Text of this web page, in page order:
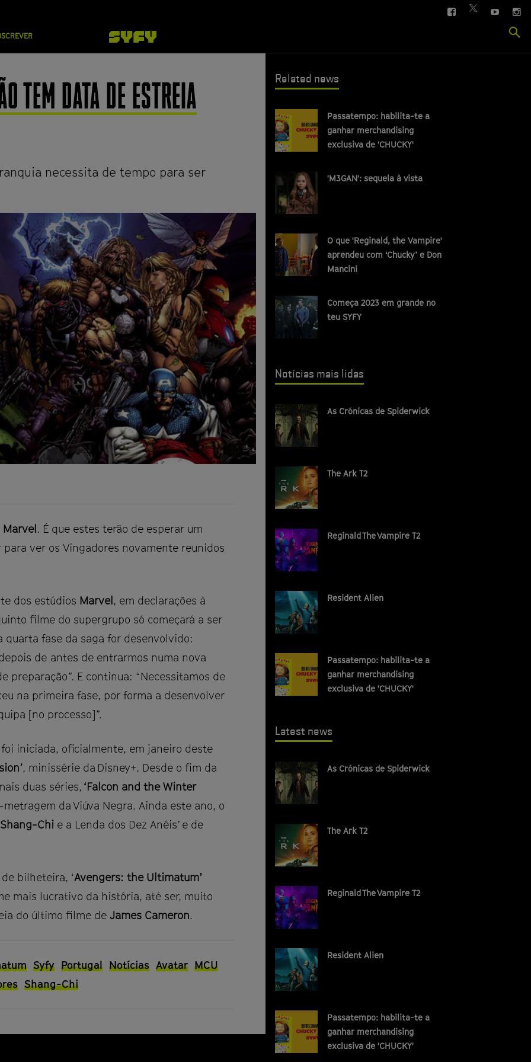
FACEBOOK
TWITTER
YOUTUBE
TEM DATA DE ESTREIA
necessita de tempo para ser
Marvel. É que estes terão de esperar um
ver os Vingadores novamente reunidos
dos estúdios Marvel , em declarações à
filme do supergrupo só começará a ser
fase da saga for desenvolvido:
de antes de entrarmos numa nova
preparação”. E continua: “Necessitamos de
na primeira fase, por forma a desenvolver
[no processo]”.
foi iniciada, oficialmente, em janeiro deste
, minissérie da Disney+. Desde o fim da
duas séries, ‘Falcon and the Winter
da Viúva Negra. Ainda este ano, o
Chi e a Lenda dos Dez Anéis’ e de
bilheteira, ‘Avengers: the Ultimatum’
mais lucrativo da história, até ser, muito
do último filme de James Cameron.
Syfy Portugal Notícias Avatar MCU
Shang-Chi
Related news
Passatempo: habilita-te a
ganhar merchandising
exclusiva de 'CHUCKY'
'M3GAN': sequela à vista
O que 'Reginald, the Vampire'
aprendeu com ‘Chucky’ e Don
Mancini
Começa 2023 em grande no
teu SYFY
Notícias mais lidas
As Crónicas de Spiderwick
The Ark T2
Reginald The Vampire T2
Resident Alien
Passatempo: habilita-te a
ganhar merchandising
exclusiva de 'CHUCKY'
Latest news
As Crónicas de Spiderwick
The Ark T2
Reginald The Vampire T2
Resident Alien
Passatempo: habilita-te a
ganhar merchandising
exclusiva de 'CHUCKY'